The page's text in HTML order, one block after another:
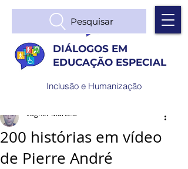
DIÁLOGOS EM
EDUCAÇÃO ESPECIAL
Inclusão e Humanização
Pesquisar
200 histórias em vídeo
de Pierre André
Vagner Martelo